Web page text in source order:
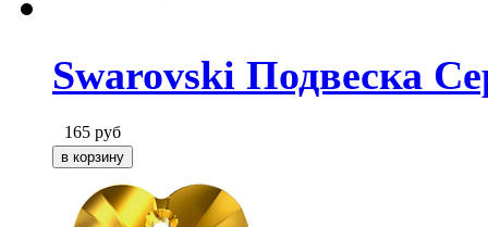
Swarovski Подвеска
165 руб